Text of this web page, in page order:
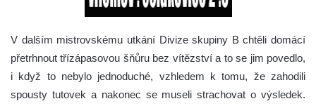
V dalším mistrovskému utkání Divize skupiny B chtěli domácí
přetrhnout třízápasovou šňůru bez vítězství a to se jim povedlo,
i když to nebylo jednoduché, vzhledem k tomu, že zahodili
spousty tutovek a nakonec se museli strachovat o výsledek.